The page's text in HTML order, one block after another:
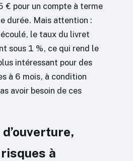
€ pour un compte à terme
durée. Mais attention :
le taux du livret
sous 1 %, ce qui rend le
intéressant pour des
à 6 mois, à condition
avoir besoin de ces
à